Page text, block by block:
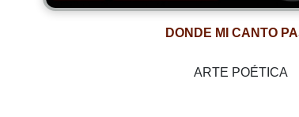
DONDE MI CANTO
ARTE POÉTICA